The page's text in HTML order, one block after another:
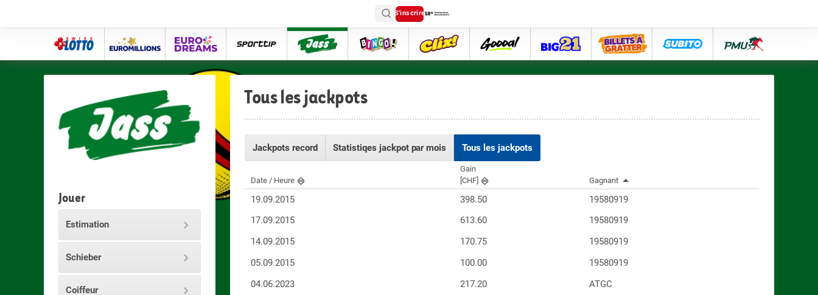
S'inscrire
Swiss
Lotto
Euro
Millions
eurodreams Jass Bingo Clix goooal big21 lose pmu
Jouer
Estimation
Schieber
Coiffeur
Tous les jackpots
Jackpots record Statistiqes jackpot par mois Tous les jackpots
Date / Heure
Gain
[CHF]
Gagnant
19.09.2015 398.50
19580919
17.09.2015
613.60
19580919
14.09.2015
170.75
19580919
05.09.2015
100.00
19580919
04.06.2023
217.20
ATGC